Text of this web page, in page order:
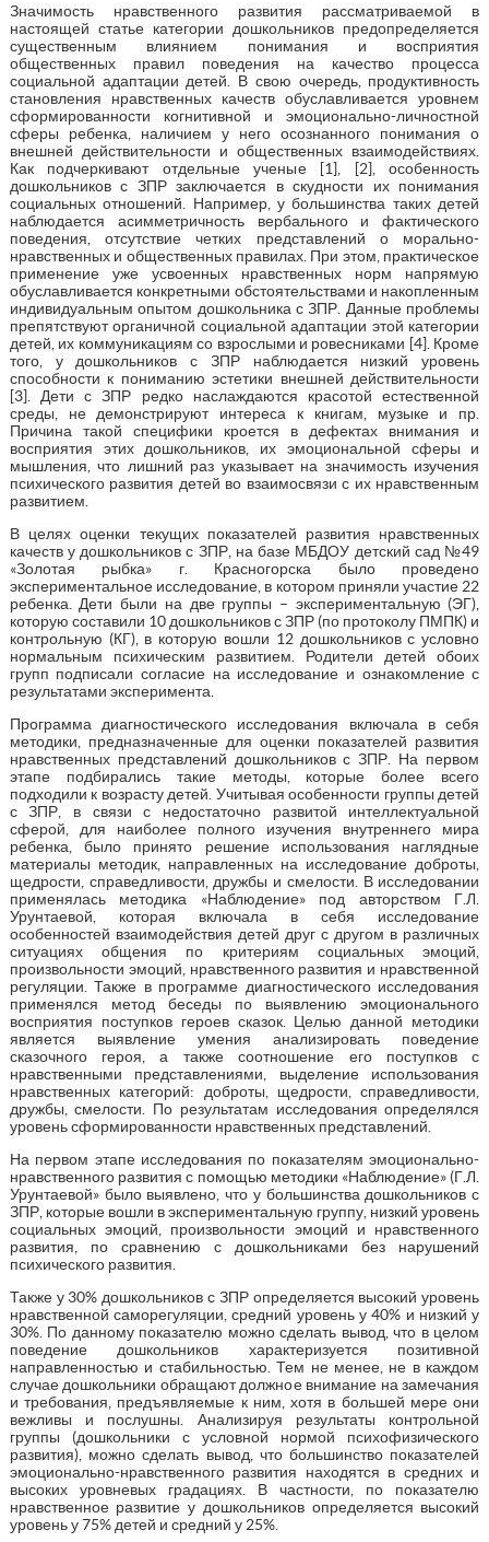
Значимость нравственного развития рассматриваемой в
настоящей статье категории дошкольников предопределяется
существенным влиянием понимания и восприятия
общественных правил поведения на качество процесса
социальной адаптации детей. В свою очередь, продуктивность
становления нравственных качеств обуславливается уровнем
сформированности когнитивной и эмоционально-личностной
сферы ребенка, наличием у него осознанного понимания о
внешней действительности и общественных взаимодействиях.
Как подчеркивают отдельные ученые [1], [2], особенность
дошкольников с ЗПР заключается в скудности их понимания
социальных отношений. Например, у большинства таких детей
наблюдается асимметричность вербального и фактического
поведения, отсутствие четких представлений о морально-
нравственных и общественных правилах. При этом, практическое
применение уже усвоенных нравственных норм напрямую
обуславливается конкретными обстоятельствами и накопленным
индивидуальным опытом дошкольника с ЗПР. Данные проблемы
препятствуют органичной социальной адаптации этой категории
детей, их коммуникациям со взрослыми и ровесниками [4]. Кроме
того, у дошкольников с ЗПР наблюдается низкий уровень
способности к пониманию эстетики внешней действительности
[3]. Дети с ЗПР редко наслаждаются красотой естественной
среды, не демонстрируют интереса к книгам, музыке и пр.
Причина такой специфики кроется в дефектах внимания и
восприятия этих дошкольников, их эмоциональной сферы и
мышления, что лишний раз указывает на значимость изучения
психического развития детей во взаимосвязи с их нравственным
развитием.
В целях оценки текущих показателей развития нравственных
качеств у дошкольников с ЗПР, на базе МБДОУ детский сад №49
«Золотая рыбка» г. Красногорска было проведено
экспериментальное исследование, в котором приняли участие 22
ребенка. Дети были на две группы – экспериментальную (ЭГ),
которую составили 10 дошкольников с ЗПР (по протоколу ПМПК) и
контрольную (КГ), в которую вошли 12 дошкольников с условно
нормальным психическим развитием. Родители детей обоих
групп подписали согласие на исследование и ознакомление с
результатами эксперимента.
Программа диагностического исследования включала в себя
методики, предназначенные для оценки показателей развития
нравственных представлений дошкольников с ЗПР. На первом
этапе подбирались такие методы, которые более всего
подходили к возрасту детей. Учитывая особенности группы детей
с ЗПР, в связи с недостаточно развитой интеллектуальной
сферой, для наиболее полного изучения внутреннего мира
ребенка, было принято решение использования наглядные
материалы методик, направленных на исследование доброты,
щедрости, справедливости, дружбы и смелости. В исследовании
применялась методика «Наблюдение» под авторством Г.Л.
Урунтаевой, которая включала в себя исследование
особенностей взаимодействия детей друг с другом в различных
ситуациях общения по критериям социальных эмоций,
произвольности эмоций, нравственного развития и нравственной
регуляции. Также в программе диагностического исследования
применялся метод беседы по выявлению эмоционального
восприятия поступков героев сказок. Целью данной методики
является выявление умения анализировать поведение
сказочного героя, а также соотношение его поступков с
нравственными представлениями, выделение использования
нравственных категорий: доброты, щедрости, справедливости,
дружбы, смелости. По результатам исследования определялся
уровень сформированности нравственных представлений.
На первом этапе исследования по показателям эмоционально-
нравственного развития с помощью методики «Наблюдение» (Г.Л.
Урунтаевой» было выявлено, что у большинства дошкольников с
ЗПР, которые вошли в экспериментальную группу, низкий уровень
социальных эмоций, произвольности эмоций и нравственного
развития, по сравнению с дошкольниками без нарушений
психического развития.
Также у 30% дошкольников с ЗПР определяется высокий уровень
нравственной саморегуляции, средний уровень у 40% и низкий у
30%. По данному показателю можно сделать вывод, что в целом
поведение дошкольников характеризуется позитивной
направленностью и стабильностью. Тем не менее, не в каждом
случае дошкольники обращают должное внимание на замечания
и требования, предъявляемые к ним, хотя в большей мере они
вежливы и послушны. Анализируя результаты контрольной
группы (дошкольники с условной нормой психофизического
развития), можно сделать вывод, что большинство показателей
эмоционально-нравственного развития находятся в средних и
высоких уровневых градациях. В частности, по показателю
нравственное развитие у дошкольников определяется высокий
уровень у 75% детей и средний у 25%.